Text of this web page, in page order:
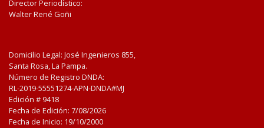
Director Periodístico:
Walter René Goñi
Domicilio Legal: José Ingenieros 855,
Santa Rosa, La Pampa.
Número de Registro DNDA:
RL-2019-55551274-APN-DNDA#MJ
Edición # 9418
Fecha de Edición: 7/08/2026
Fecha de Inicio: 19/10/2000